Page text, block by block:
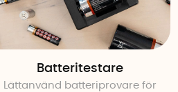
Batteritestare
Lättanvänd batteriprovare för